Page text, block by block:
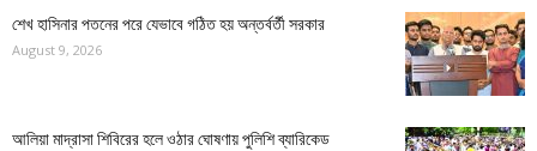
শেখ হাসিনার পতনের পরে যেভাবে গঠিত হয় অন্তর্বর্তী সরকার
August 9, 2026
আলিয়া মাদ্রাসা শিবিরের হলে ওঠার ঘোষণায় পুলিশি ব্যারিকেড